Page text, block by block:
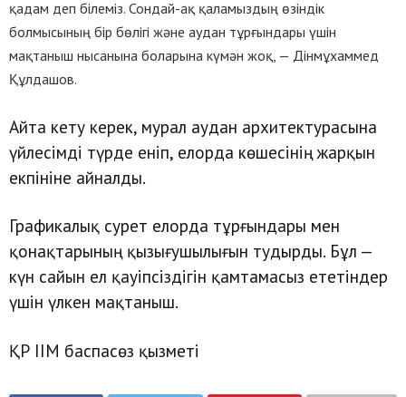
қадам деп білеміз. Сондай-ақ қаламыздың өзіндік
болмысының бір бөлігі және аудан тұрғындары үшін
мақтаныш нысанына боларына күмән жоқ, — Дінмұхаммед
Құлдашов.
Айта кету керек, мурал аудан архитектурасына
үйлесімді түрде еніп, елорда көшесінің жарқын
екпініне айналды.
Графикалық сурет елорда тұрғындары мен
қонақтарының қызығушылығын тудырды. Бұл —
күн сайын ел қауіпсіздігін қамтамасыз ететіндер
үшін үлкен мақтаныш.
ҚР ІІМ баспасөз қызметі